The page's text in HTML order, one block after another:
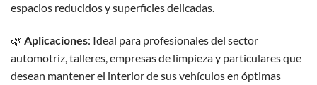
espacios reducidos y superficies delicadas.
🌿 Aplicaciones: Ideal para profesionales del sector
automotriz, talleres, empresas de limpieza y particulares que
desean mantener el interior de sus vehículos en óptimas